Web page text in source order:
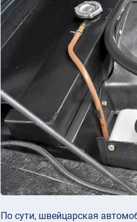
По сути, швейцарская